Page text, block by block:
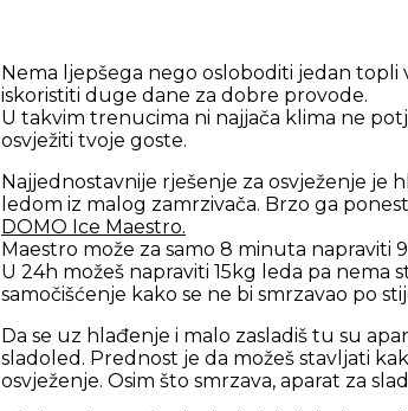
Nema ljepšega nego osloboditi jedan
iskoristiti duge dane za dobre provode.
U takvim trenucima ni najjača klima ne
osvježiti tvoje goste.
Najjednostavnije rješenje za osvježenje je
ledom iz malog zamrzivača. Brzo ga
DOMO Ice Maestro.
Maestro može za samo 8 minuta napraviti
U 24h možeš napraviti 15kg leda pa nema
samočišćenje kako se ne bi smrzavao po
Da se uz hlađenje i malo zasladiš tu su
sladoled. Prednost je da možeš stavljati
osvježenje. Osim što smrzava, aparat za